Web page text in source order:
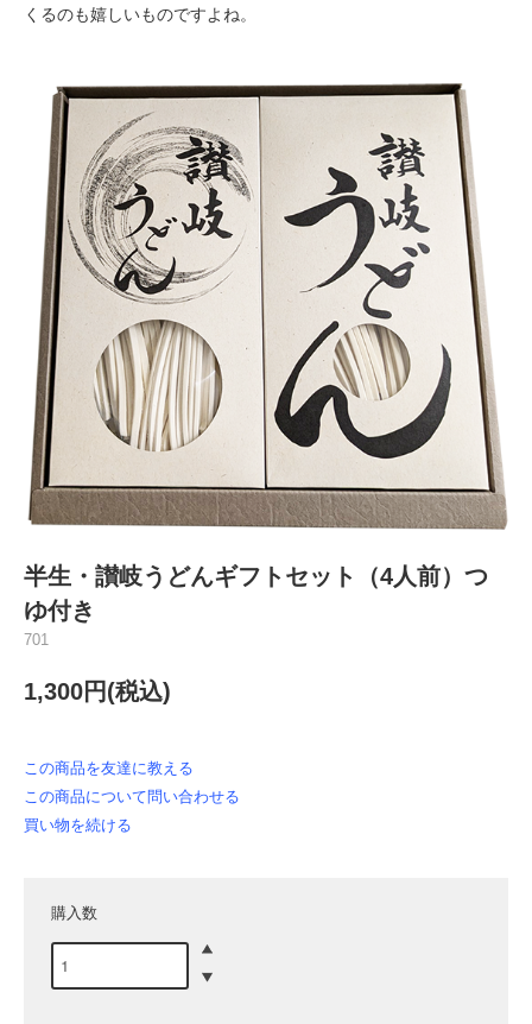
くるのも嬉しいものですよね。
半生・讃岐うどんギフトセット（4人前）つ
ゆ付き
701
1,300円(税込)
この商品を友達に教える
この商品について問い合わせる
買い物を続ける
購入数